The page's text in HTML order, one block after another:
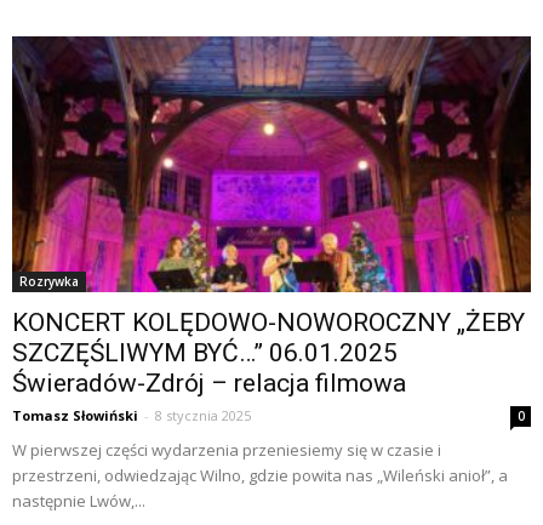
Rozrywka
KONCERT KOLĘDOWO-NOWOROCZNY „ŻEBY
SZCZĘŚLIWYM BYĆ…” 06.01.2025
Świeradów-Zdrój – relacja filmowa
Tomasz Słowiński - 8 stycznia 2025 0
W pierwszej części wydarzenia przeniesiemy się w czasie i
przestrzeni, odwiedzając Wilno, gdzie powita nas „Wileński anioł”, a
następnie Lwów,...